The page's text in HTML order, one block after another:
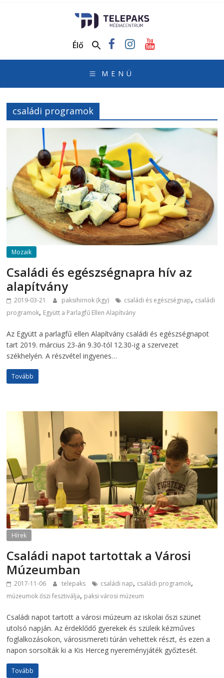
Médiacentrum
honlapja
Élő
családi programok
Mozaik
Családi és egészségnapra hív az
alapítvány
2019-03-21 paksihirnok (kgy) családi és egészségnap, családi
programok, Együtt a Parlagfű Ellen Alapítvány
Az Együtt a parlagfű ellen Alapítvány családi és egészségnapot
tart 2019. március 23-án 9.30-tól 12.30-ig a szervezet
székhelyén. A részvétel ingyenes…
Tovább
Hírek
Családi napot tartottak a Városi
Múzeumban
2017-11-06 telepaks családi nap, családi programok,
múzeumok őszi fesztiválja, paksi városi múzeum
Családi napot tartott a városi múzeum az iskolai őszi szünet
utolsó napján. Az érdeklődő gyerekek és szüleik kézműves
foglalkozásokon, városismereti túrán vehettek részt, és ezen a
napon sorsolták ki a Kis Herceg nyereményjáték győztesét.
Tovább